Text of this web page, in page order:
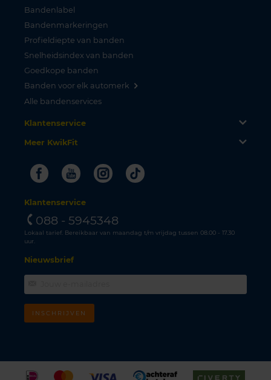
Bandenlabel
Bandenmarkeringen
Profieldiepte van banden
Snelheidsindex van banden
Goedkope banden
Banden voor elk automerk
Alle bandenservices
Klantenservice
Meer KwikFit
FacebookYoutubeInstagram
Tiktok
Klantenservice
088 - 5945348
Lokaal tarief. Bereikbaar van maandag t/m vrijdag tussen 08.00 - 17.30
uur.
Nieuwsbrief
INSCHRIJVEN